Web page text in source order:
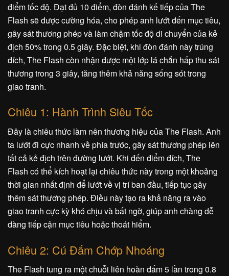
điểm tốc độ. Đạt đủ 10 điểm, đòn đánh kế tiếp của The
Flash sẽ được cường hóa, cho phép anh lướt đến mục tiêu,
gây sát thương phép và làm chậm tốc độ di chuyển của kẻ
địch 50% trong 0.5 giây. Đặc biệt, khi đòn đánh này trúng
đích, The Flash còn nhận được một lớp lá chắn hấp thu sát
thương trong 3 giây, tăng thêm khả năng sống sót trong
giao tranh.
Chiêu 1: Hành Trình Siêu Tốc
Đây là chiêu thức làm nên thương hiệu của The Flash. Anh
ta lướt đi cực nhanh về phía trước, gây sát thương phép lên
tất cả kẻ địch trên đường lướt. Khi đến điểm đích, The
Flash có thể kích hoạt lại chiêu thức này trong một khoảng
thời gian nhất định để lướt về vị trí ban đầu, tiếp tục gây
thêm sát thương phép. Điều này tạo ra khả năng ra vào
giao tranh cực kỳ khó chịu và bất ngờ, giúp anh chàng dễ
dàng tiếp cận mục tiêu hoặc thoát hiểm.
Chiêu 2: Cú Đấm Chớp Nhoáng
The Flash tung ra một chuỗi liên hoàn đấm 5 lần trong 0.8